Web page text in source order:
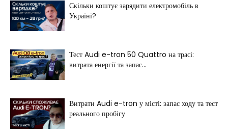
Скільки коштує зарядити електромобіль в
Україні?
Тест Audi e-tron 50 Quattro на трасі:
витрата енергії та запас...
Витрати Audi e-tron у місті: запас ходу та тест
реального пробігу